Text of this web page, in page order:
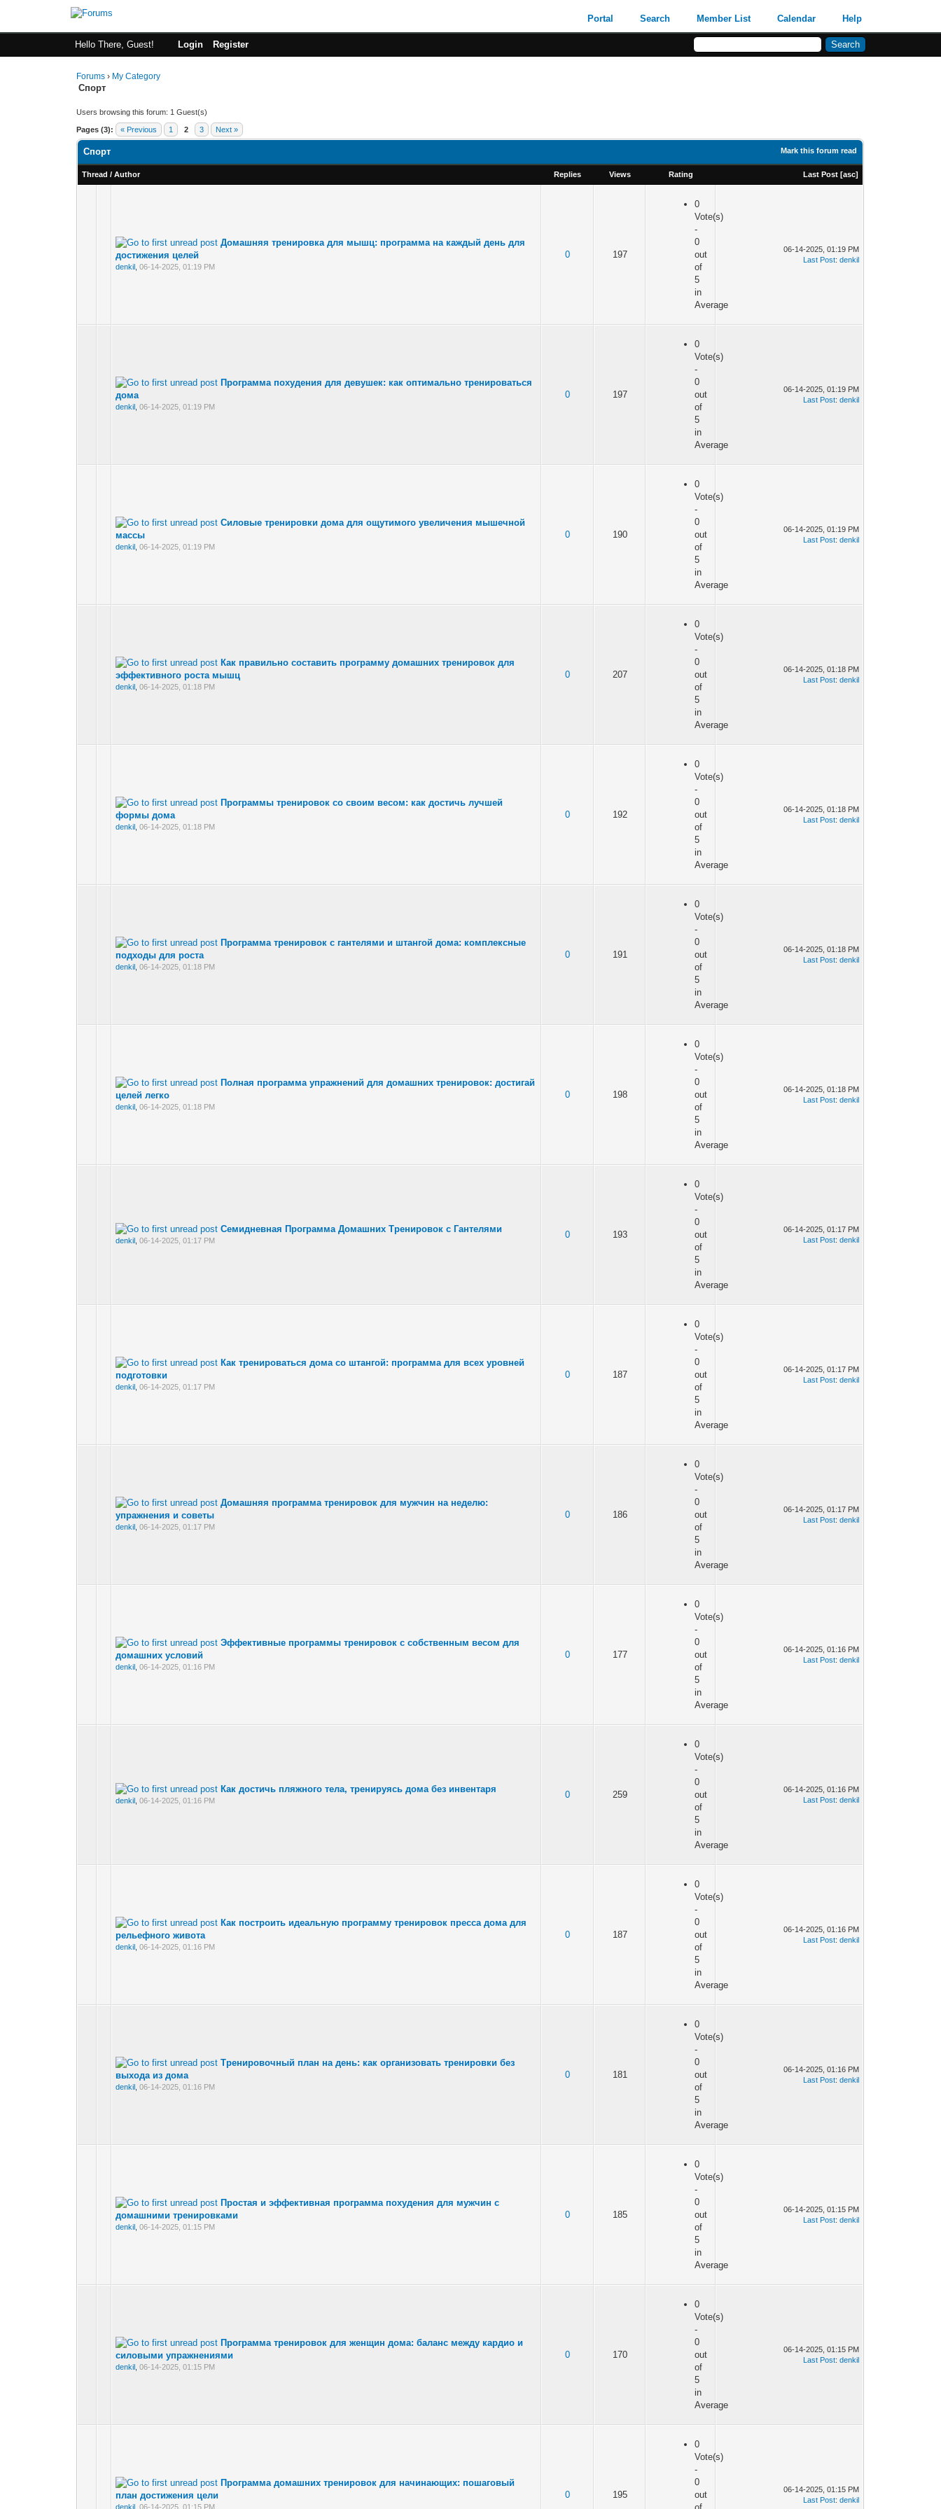
Portal Search Member List Calendar Help
Hello There, Guest! Login Register
Forums › My Category
Спорт
Users browsing this forum: 1 Guest(s)
Pages (3): « Previous 1 2 3 Next »
Mark this forum read
Спорт
Thread /Author Replies Views Rating Last Post [asc]
Домашняя тренировка для мышц: программа на каждый день для
достижения целей
denkil ,06-14-2025, 01:19 PM
0 197
0
Vote(s)
-
0
out
of
5
in
Average
06-14-2025, 01:19 PM
Last Post:denkil
Программа похудения для девушек: как оптимально тренироваться
дома
denkil ,06-14-2025, 01:19 PM
0 197
0
Vote(s)
-
0
out
of
5
in
Average
06-14-2025, 01:19 PM
Last Post:denkil
Силовые тренировки дома для ощутимого увеличения мышечной
массы
denkil ,06-14-2025, 01:19 PM
0 190
0
Vote(s)
-
0
out
of
5
in
Average
06-14-2025, 01:19 PM
Last Post:denkil
Как правильно составить программу домашних тренировок для
эффективного роста мышц
denkil ,06-14-2025, 01:18 PM
0 207
0
Vote(s)
-
0
out
of
5
in
Average
06-14-2025, 01:18 PM
Last Post:denkil
Программы тренировок со своим весом: как достичь лучшей
формы дома
denkil ,06-14-2025, 01:18 PM
0 192
0
Vote(s)
-
0
out
of
5
in
Average
06-14-2025, 01:18 PM
Last Post:denkil
Программа тренировок с гантелями и штангой дома: комплексные
подходы для роста
denkil ,06-14-2025, 01:18 PM
0 191
0
Vote(s)
-
0
out
of
5
in
Average
06-14-2025, 01:18 PM
Last Post:denkil
Полная программа упражнений для домашних тренировок: достигай
целей легко
denkil ,06-14-2025, 01:18 PM
0 198
0
Vote(s)
-
0
out
of
5
in
Average
06-14-2025, 01:18 PM
Last Post:denkil
Семидневная Программа Домашних Тренировок с Гантелями
denkil ,06-14-2025, 01:17 PM
0 193
0
Vote(s)
-
0
out
of
5
in
Average
06-14-2025, 01:17 PM
Last Post:denkil
Как тренироваться дома со штангой: программа для всех уровней
подготовки
denkil ,06-14-2025, 01:17 PM
0 187
0
Vote(s)
-
0
out
of
5
in
Average
06-14-2025, 01:17 PM
Last Post:denkil
Домашняя программа тренировок для мужчин на неделю:
упражнения и советы
denkil ,06-14-2025, 01:17 PM
0 186
0
Vote(s)
-
0
out
of
5
in
Average
06-14-2025, 01:17 PM
Last Post:denkil
Эффективные программы тренировок с собственным весом для
домашних условий
denkil ,06-14-2025, 01:16 PM
0 177
0
Vote(s)
-
0
out
of
5
in
Average
06-14-2025, 01:16 PM
Last Post:denkil
Как достичь пляжного тела, тренируясь дома без инвентаря
denkil ,06-14-2025, 01:16 PM
0 259
0
Vote(s)
-
0
out
of
5
in
Average
06-14-2025, 01:16 PM
Last Post:denkil
Как построить идеальную программу тренировок пресса дома для
рельефного живота
denkil ,06-14-2025, 01:16 PM
0 187
0
Vote(s)
-
0
out
of
5
in
Average
06-14-2025, 01:16 PM
Last Post:denkil
Тренировочный план на день: как организовать тренировки без
выхода из дома
denkil ,06-14-2025, 01:16 PM
0 181
0
Vote(s)
-
0
out
of
5
in
Average
06-14-2025, 01:16 PM
Last Post:denkil
Простая и эффективная программа похудения для мужчин с
домашними тренировками
denkil ,06-14-2025, 01:15 PM
0 185
0
Vote(s)
-
0
out
of
5
in
Average
06-14-2025, 01:15 PM
Last Post:denkil
Программа тренировок для женщин дома: баланс между кардио и
силовыми упражнениями
denkil ,06-14-2025, 01:15 PM
0 170
0
Vote(s)
-
0
out
of
5
in
Average
06-14-2025, 01:15 PM
Last Post:denkil
Программа домашних тренировок для начинающих: пошаговый
план достижения цели
denkil ,06-14-2025, 01:15 PM
0 195
0
Vote(s)
-
0
out
06-14-2025, 01:15 PM
Last Post:denkil